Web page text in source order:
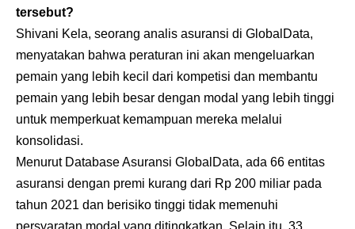
tersebut?
Shivani Kela, seorang analis asuransi di GlobalData,
menyatakan bahwa peraturan ini akan mengeluarkan
pemain yang lebih kecil dari kompetisi dan membantu
pemain yang lebih besar dengan modal yang lebih tinggi
untuk memperkuat kemampuan mereka melalui
konsolidasi.
Menurut Database Asuransi GlobalData, ada 66 entitas
asuransi dengan premi kurang dari Rp 200 miliar pada
tahun 2021 dan berisiko tinggi tidak memenuhi
persyaratan modal yang ditingkatkan. Selain itu, 33